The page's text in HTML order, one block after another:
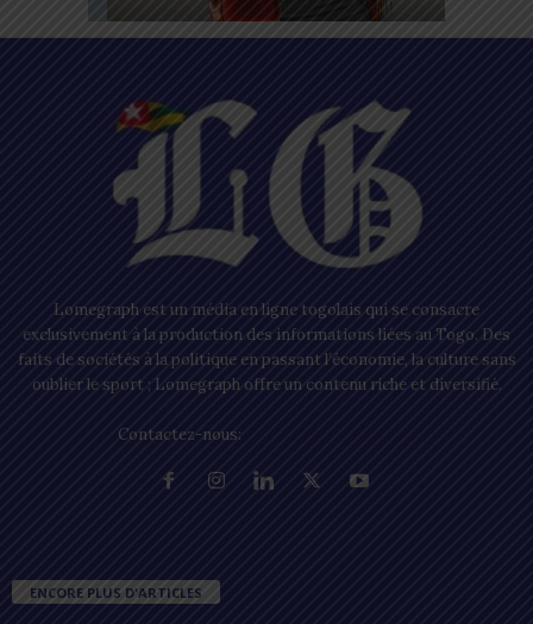
Lomegraph est un média en ligne togolais qui se consacre
exclusivement à la production des informations liées au Togo. Des
faits de sociétés à la politique en passant l’économie, la culture sans
oublier le sport ; Lomegraph offre un contenu riche et diversifié.
Contactez-nous:
ENCORE PLUS D'ARTICLES